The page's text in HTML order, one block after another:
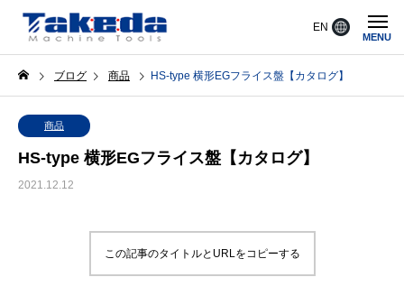
EN
MENU
ブログ 商品 HS-type 横形EGフライス盤【カタログ】
商品
HS-type 横形EGフライス盤【カタログ】
2021.12.12
この記事のタイトルとURLをコピーする